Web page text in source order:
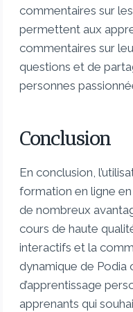
commentaires sur
permettent aux
commentaires sur
questions et de
personnes
Conclusion
En conclusion,
formation en ligne
de nombreux
cours de haute
interactifs et la
dynamique de Podia
d’apprentissage
apprenants qui